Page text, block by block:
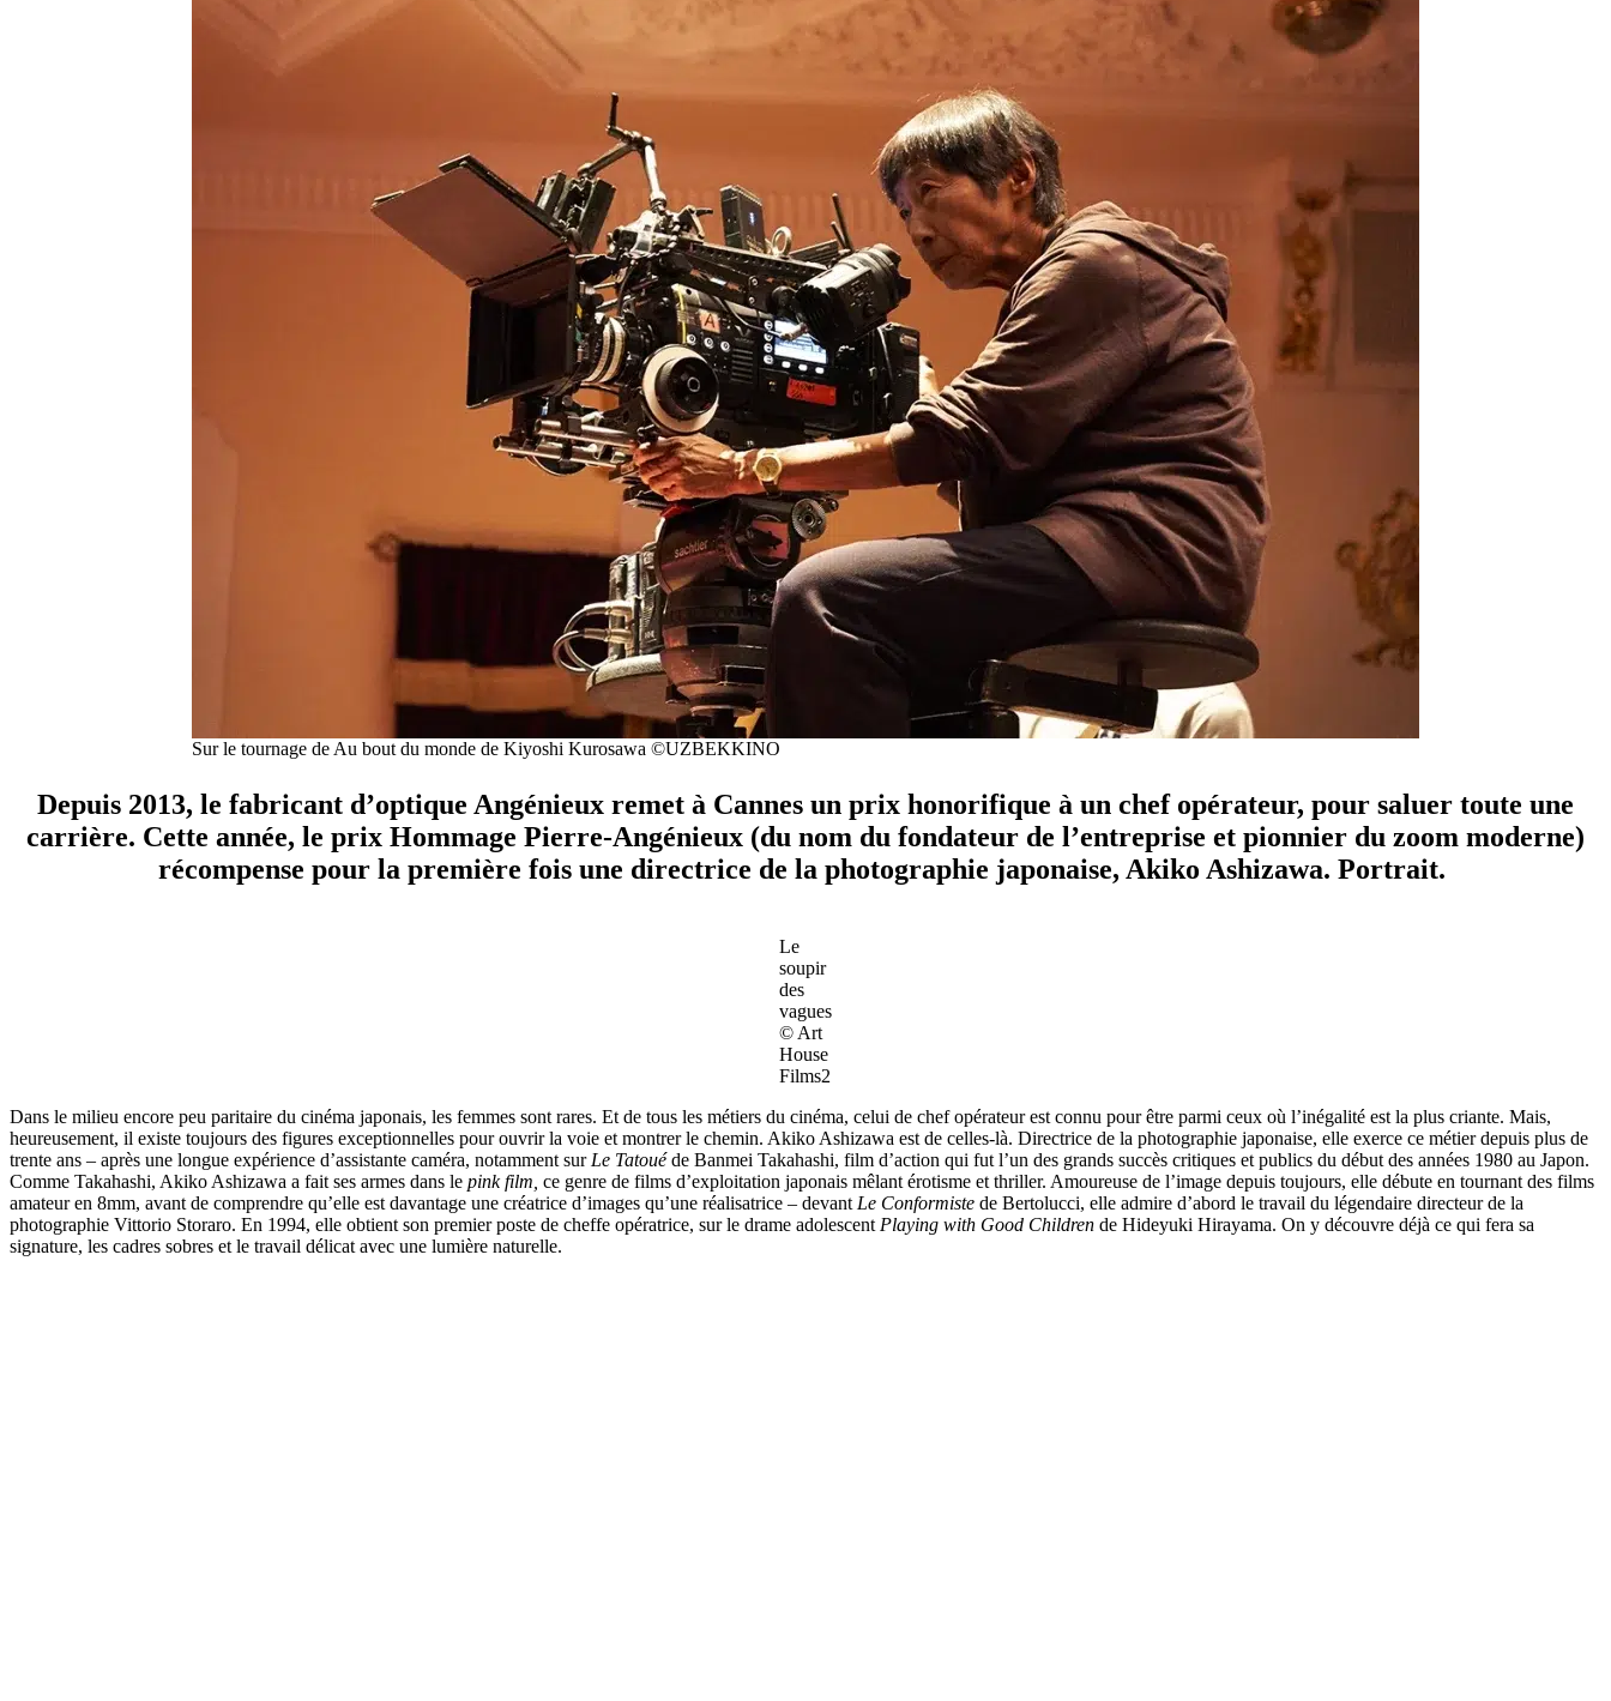
Sur le tournage de Au bout du monde de Kiyoshi Kurosawa ©UZBEKKINO
Depuis 2013, le fabricant d’optique Angénieux remet à Cannes un prix honorifique à un chef opérateur, pour saluer toute une
carrière. Cette année, le prix Hommage Pierre-Angénieux (du nom du fondateur de l’entreprise et pionnier du zoom moderne)
récompense pour la première fois une directrice de la photographie japonaise, Akiko Ashizawa. Portrait.
Le
soupir
des
vagues
© Art
House
Films2
Dans le milieu encore peu paritaire du cinéma japonais, les femmes sont rares. Et de tous les métiers du cinéma, celui de chef opérateur est connu pour être parmi ceux où l’inégalité est la plus criante. Mais,
heureusement, il existe toujours des figures exceptionnelles pour ouvrir la voie et montrer le chemin. Akiko Ashizawa est de celles-là. Directrice de la photographie japonaise, elle exerce ce métier depuis plus de
trente ans – après une longue expérience d’assistante caméra, notamment surLe Tatouéde Banmei Takahashi, film d’action qui fut l’un des grands succès critiques et publics du début des années 1980 au Japon.
Comme Takahashi, Akiko Ashizawa a fait ses armes dans le pink film, ce genre de films d’exploitation japonais mêlant érotisme et thriller. Amoureuse de l’image depuis toujours, elle débute en tournant des films
amateur en 8mm, avant de comprendre qu’elle est davantage une créatrice d’images qu’une réalisatrice – devantLe Conformiste de Bertolucci, elle admire d’abord le travail du légendaire directeur de la
photographie Vittorio Storaro. En 1994, elle obtient son premier poste de cheffe opératrice, sur le drame adolescentPlaying with Good Children de Hideyuki Hirayama. On y découvre déjà ce qui fera sa
signature, les cadres sobres et le travail délicat avec une lumière naturelle.